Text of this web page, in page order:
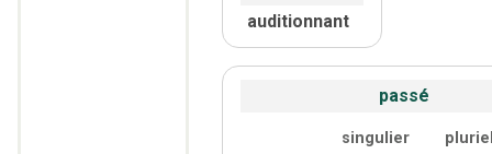
auditionnant
passé
singulier